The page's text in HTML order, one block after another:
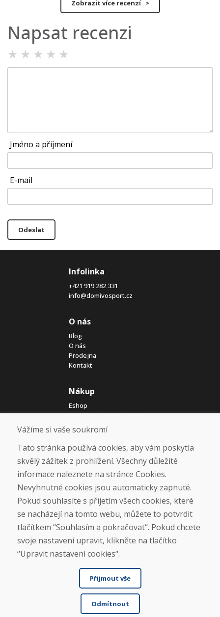
Zobrazit více recenzí >
Napsat recenzi
★ ★ ★ ★ ★
Jméno a příjmení
E-mail
Odeslat
Infolinka
+421 919 282 331
info@domivosport.cz
O nás
Blog
O nás
Prodejna
Kontakt
Nákup
Eshop
Jak posíláme elektrokola
Obchodní podmínky
Doprava
Platba
Vrácení a výměna zboží
Ochrana osobních údajů
Cookies
Sociální sítě
Vážíme si vaše soukromí
Tato stránka používá cookies, aby vám poskytla
skvělý zážitek z prohlížení. Všechny důležité
informace naleznete na stránce Cookies.
Nevyhnutné cookies jsou automaticky zapnuté.
Pokud souhlasíte s přijetím všech cookies, které
se nacházejí na tomto webu, můžete to potvrdit
tlačítkem “Souhlasím a pokračovat“. Pokud chcete
svoje nastavení upravit, klikněte na tlačítko
“Upravit nastavení cookies“.
Přijmout vše
Odmítnout